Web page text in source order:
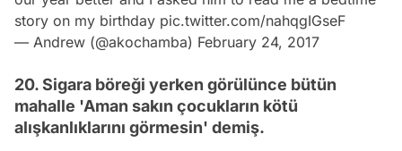
story on my birthday pic.twitter.com/nahqgIGseF
— Andrew (@akochamba) February 24, 2017
20. Sigara böreği yerken görülünce bütün
mahalle 'Aman sakın çocukların kötü
alışkanlıklarını görmesin' demiş.